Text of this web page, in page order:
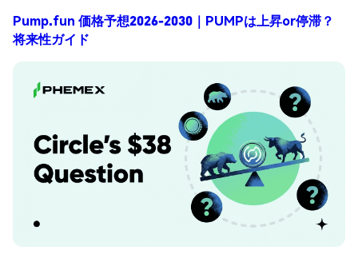
Pump.fun 価格予想2026-2030｜PUMPは上昇or停滞？
将来性ガイド